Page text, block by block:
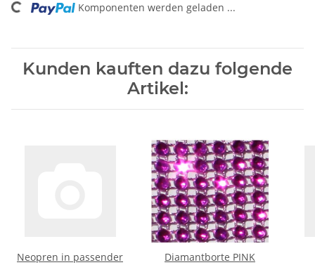
Loading... Komponenten werden geladen ...
Kunden kauften dazu folgende
Artikel:
Neopren in passender
Diamantborte PINK